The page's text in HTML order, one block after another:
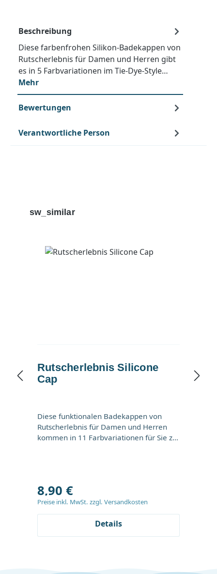
Beschreibung
Diese farbenfrohen Silikon-Badekappen von
Rutscherlebnis für Damen und Herren gibt
es in 5 Farbvariationen im Tie-Dye-Style…
Mehr
Bewertungen
Verantwortliche Person
Produktgalerie überspringen
sw_similar
Rutscherlebnis Silicone
Cap
Diese funktionalen Badekappen von
Rutscherlebnis für Damen und Herren
kommen in 11 Farbvariationen für Sie zur
Gleichzeitig hat die glatte Oberfläche der
Schwimmkappe hydrodynamische
Eigenschaften und verringert den
Wasserwiderstand, was gerade beim
8,90 €
Preise inkl. MwSt. zzgl. Versandkosten
Details